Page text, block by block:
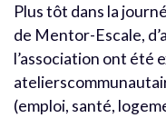
Plus tôt dans la
de Mentor-Escale,
l’association ont été
(emploi, santé,